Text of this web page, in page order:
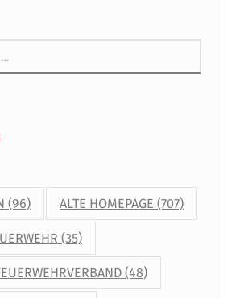
(96) ALTE HOMEPAGE (707)
(35)
(48)